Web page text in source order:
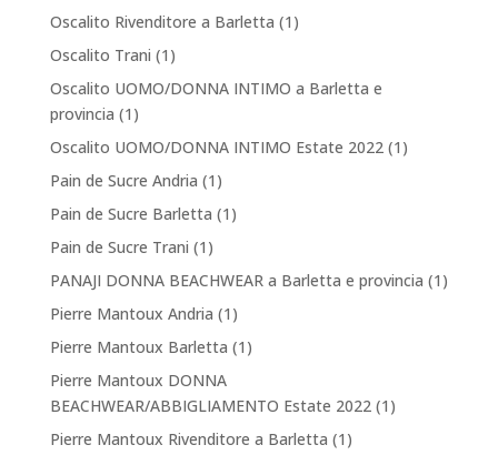
Oscalito Rivenditore a Barletta (1)
Oscalito Trani (1)
Oscalito UOMO/DONNA INTIMO a Barletta e
provincia (1)
Oscalito UOMO/DONNA INTIMO Estate 2022(1)
Pain de Sucre Andria (1)
Pain de Sucre Barletta (1)
Pain de Sucre Trani (1)
PANAJI DONNA BEACHWEAR a Barletta e provincia (1)
Pierre Mantoux Andria (1)
Pierre Mantoux Barletta (1)
Pierre Mantoux DONNA
BEACHWEAR/ABBIGLIAMENTO Estate 2022(1)
Pierre Mantoux Rivenditore a Barletta (1)